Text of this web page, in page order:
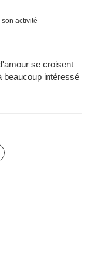
son activité
se croisent
beaucoup intéressé